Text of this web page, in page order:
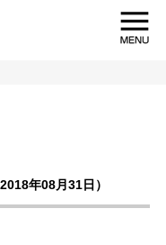
2018年08月31日）